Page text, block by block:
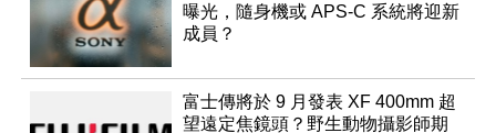
曝光，隨身機或 APS-C 系統將迎新
成員？
富士傳將於 9 月發表 XF 400mm 超
望遠定焦鏡頭？野生動物攝影師期